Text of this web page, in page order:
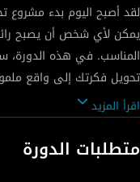
لقد أصبح اليوم بدء
يمكن لأي شخص أن يصبح
المناسب. في هذه
تحويل فكرتك إلى واقع
يتحلى بها صاحب المشروع،
الممكنة التي يمكن أن
استراتيجية حاسمة واختيار
اقرأ المزيد
متطلبات الدورة